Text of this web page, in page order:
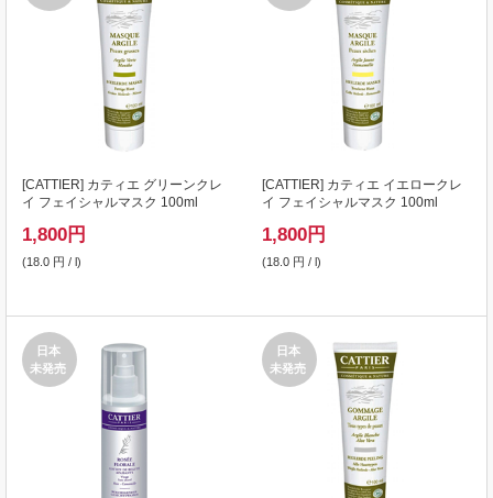
[CATTIER] カティエ グリーンクレ
イ フェイシャルマスク 100ml
1,800円
(18.0 円 / l)
[CATTIER] カティエ イエロークレ
イ フェイシャルマスク 100ml
1,800円
(18.0 円 / l)
日本
未発売
日本
未発売